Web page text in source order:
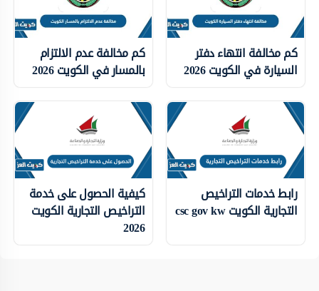
كم مخالفة انتهاء دفتر
السيارة في الكويت 2026
كم مخالفة عدم الالتزام
بالمسار في الكويت 2026
رابط خدمات التراخيص
التجارية الكويت csc gov kw
كيفية الحصول على خدمة
التراخيص التجارية الكويت
2026